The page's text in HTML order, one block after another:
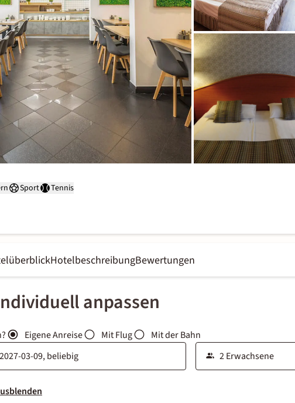
Sport Tennis
HotelbeschreibungBewertungen
anpassen
Eigene Anreise Mit Flug Mit der Bahn